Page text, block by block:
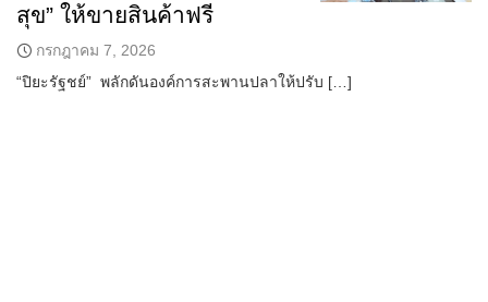
สุข” ให้ขายสินค้าฟรี
กรกฎาคม 7, 2026
“ปิยะรัฐชย์” พลักดันองค์การสะพานปลาให้ปรับ […]